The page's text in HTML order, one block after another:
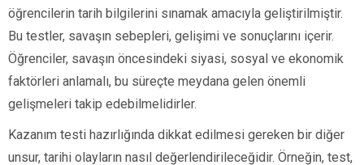
öğrencilerin tarih bilgilerini sınamak amacıyla geliştirilmiştir.
Bu testler, savaşın sebepleri, gelişimi ve sonuçlarını içerir.
Öğrenciler, savaşın öncesindeki siyasi, sosyal ve ekonomik
faktörleri anlamalı, bu süreçte meydana gelen önemli
gelişmeleri takip edebilmelidirler.
Kazanım testi hazırlığında dikkat edilmesi gereken bir diğer
unsur, tarihi olayların nasıl değerlendirileceğidir. Örneğin, test,